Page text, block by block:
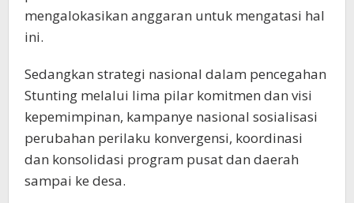
mengalokasikan anggaran untuk mengatasi hal
ini.
Sedangkan strategi nasional dalam pencegahan
Stunting melalui lima pilar komitmen dan visi
kepemimpinan, kampanye nasional sosialisasi
perubahan perilaku konvergensi, koordinasi
dan konsolidasi program pusat dan daerah
sampai ke desa.